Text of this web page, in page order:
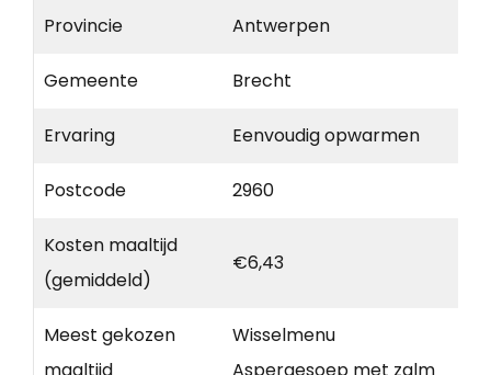
Provincie Antwerpen
Gemeente Brecht
Ervaring Eenvoudig opwarmen
Postcode 2960
Kosten maaltijd
(gemiddeld)
€6,43
Meest gekozen
maaltijd
Wisselmenu
Aspergesoep met zalm